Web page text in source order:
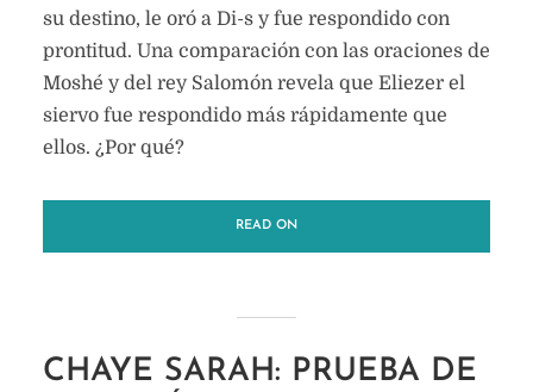
su destino, le oró a Di-s y fue respondido con
prontitud. Una comparación con las oraciones de
Moshé y del rey Salomón revela que Eliezer el
siervo fue respondido más rápidamente que
ellos. ¿Por qué?
READ ON
CHAYE SARAH: PRUEBA DE